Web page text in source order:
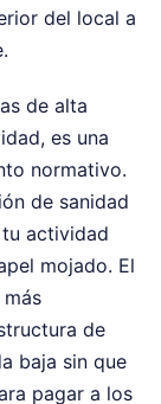
del local a
de alta
es una
normativo.
de sanidad
actividad
mojado. El
de
baja sin que
pagar a los